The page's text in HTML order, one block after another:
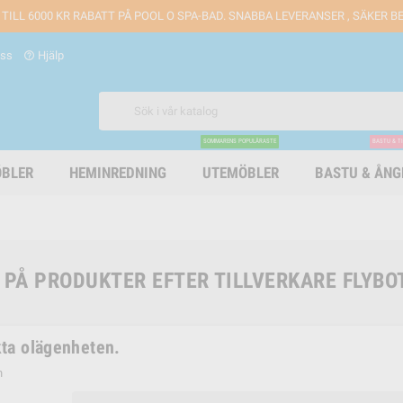
TILL 6000 KR RABATT PÅ POOL O SPA-BAD. SNABBA LEVERANSER , SÄKER
help_outline Hjälp
HEMINREDNING UTEMÖBLER
SOMMARENS POPULÄRASTE
BASTU &
BASTU &
PRODUKTER EFTER TILLVERKARE
olägenheten.